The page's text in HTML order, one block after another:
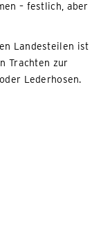
– festlich, aber
Landesteilen ist
Trachten zur
Lederhosen.